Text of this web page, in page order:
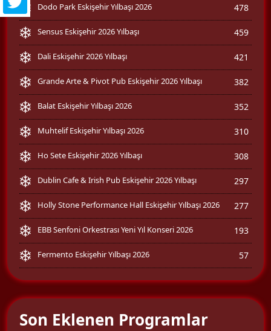
Dodo Park Eskişehir Yılbaşı 2026 478
Sensus Eskişehir 2026 Yılbaşı 459
Dali Eskişehir 2026 Yılbaşı 421
Grande Arte & Pivot Pub Eskişehir 2026 Yılbaşı 382
Balat Eskişehir Yılbaşı 2026 352
Muhtelif Eskişehir Yılbaşı 2026 310
Ho Sete Eskişehir 2026 Yılbaşı 308
Dublin Cafe & Irish Pub Eskişehir 2026 Yılbaşı 297
Holly Stone Performance Hall Eskişehir Yılbaşı 2026 277
EBB Senfoni Orkestrası Yeni Yıl Konseri 2026 193
Fermento Eskişehir Yılbaşı 2026 57
Son Eklenen Programlar